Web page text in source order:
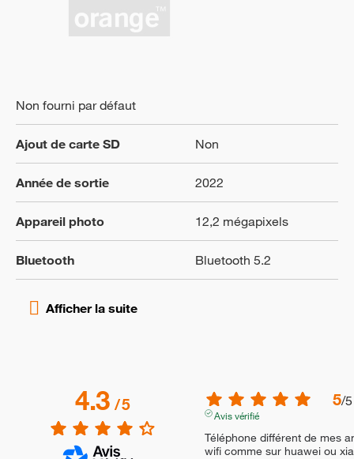
Non fourni par défaut
Ajout de carte SD Non
Année de sortie 2022
Appareil photo 12,2 mégapixels
Bluetooth Bluetooth 5.2
4.3/5 5/5
Avis vérifié
Téléphone différent de mes
wifi comme sur huawei ou